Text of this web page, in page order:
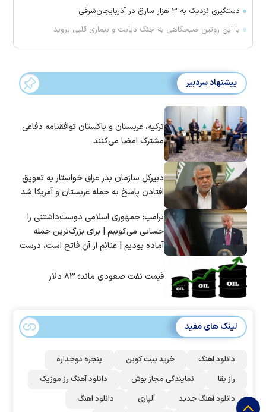
دستگیری نزدیک به ۳ هزار سارق در آذربایجان‌شرقی
با این روتین صبحگاهی به جنگ دیابت و بیماری قلبی بروید
پیشنهاد سردبیر
ترکیه، عربستان و پاکستان توافقنامه دفاعی
مشترک امضا می‌کنند
دبیرکل سازمان بدر عراق خواستار به تعویق
افتادن پاسخ به حمله عربستان و آمریکا شد
ترامپ: جمهوری اسلامی دوست‌داشتنی را
حسابی می‌کوبیم | برای بزرگ‌ترین حمله
آماده بودیم | غنائم از آنِ فاتح است، درست
قیمت نفت صعودی ماند؛ ۸۳ دلار
لینک های مفید
دانلود اهنگ خرید بیت کوین
پنجره دوجداره
راز بقا
نمایندگی مجاز بوش
دانلود آهنگ رز‌ موزیک
دانلود آهنگ جدید
آلپاری دانلود اهنگ